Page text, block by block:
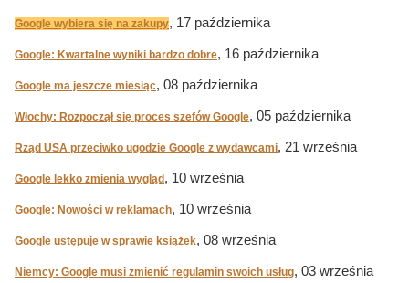
Google wybiera się na zakupy, 17 października
Google: Kwartalne wyniki bardzo dobre, 16 października
Google ma jeszcze miesiąc, 08 października
Włochy: Rozpoczął się proces szefów Google, 05 października
Rząd USA przeciwko ugodzie Google z wydawcami, 21 września
Google lekko zmienia wygląd , 10 września
Google: Nowości w reklamach, 10 września
Google ustępuje w sprawie książek, 08 września
Niemcy: Google musi zmienić regulamin swoich usług, 03 września